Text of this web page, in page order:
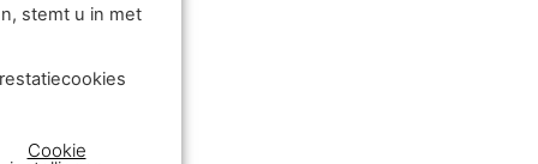
stemt u in met
Cookie